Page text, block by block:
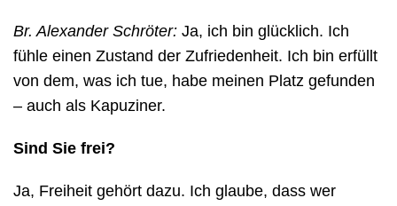
Br. Alexander Schröter: Ja, ich bin glücklich. Ich
fühle einen Zustand der Zufriedenheit. Ich bin erfüllt
von dem, was ich tue, habe meinen Platz gefunden
– auch als Kapuziner.
Sind Sie frei?
Ja, Freiheit gehört dazu. Ich glaube, dass wer